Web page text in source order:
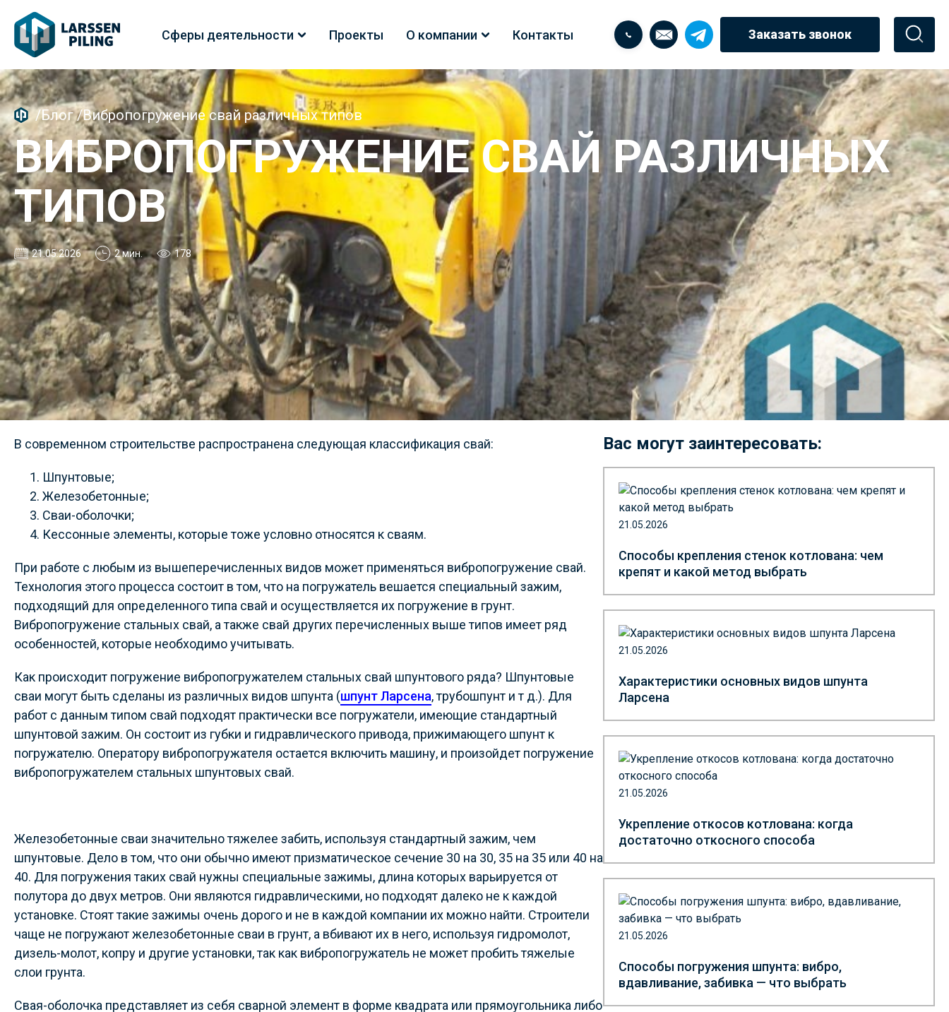
Сферы деятельности Проекты О компании Контакты Заказать звонок
/Блог/Вибропогружение свай различных типов
ВИБРОПОГРУЖЕНИЕ СВАЙ РАЗЛИЧНЫХ
ТИПОВ
21.05.2026 2 мин. 178
В современном строительстве распространена следующая классификация свай:
Шпунтовые;
Железобетонные;
Сваи-оболочки;
Кессонные элементы, которые тоже условно относятся к сваям.
При работе с любым из вышеперечисленных видов может применяться вибропогружение свай.
Технология этого процесса состоит в том, что на погружатель вешается специальный зажим,
подходящий для определенного типа свай и осуществляется их погружение в грунт.
Вибропогружение стальных свай, а также свай других перечисленных выше типов имеет ряд
особенностей, которые необходимо учитывать.
Как происходит погружение вибропогружателем стальных свай шпунтового ряда? Шпунтовые
сваи могут быть сделаны из различных видов шпунта (шпунт Ларсена, трубошпунт и т д.). Для
работ с данным типом свай подходят практически все погружатели, имеющие стандартный
шпунтовой зажим. Он состоит из губки и гидравлического привода, прижимающего шпунт к
погружателю. Оператору вибропогружателя остается включить машину, и произойдет погружение
вибропогружателем стальных шпунтовых свай.
Железобетонные сваи значительно тяжелее забить, используя стандартный зажим, чем
шпунтовые. Дело в том, что они обычно имеют призматическое сечение 30 на 30, 35 на 35 или 40 на
40. Для погружения таких свай нужны специальные зажимы, длина которых варьируется от
полутора до двух метров. Они являются гидравлическими, но подходят далеко не к каждой
установке. Стоят такие зажимы очень дорого и не в каждой компании их можно найти. Строители
чаще не погружают железобетонные сваи в грунт, а вбивают их в него, используя гидромолот,
дизель-молот, копру и другие установки, так как вибропогружатель не может пробить тяжелые
слои грунта.
Свая-оболочка представляет из себя сварной элемент в форме квадрата или прямоугольника либо
Вас могут заинтересовать:
21.05.2026
Способы крепления стенок котлована: чем
крепят и какой метод выбрать
21.05.2026
Характеристики основных видов шпунта
Ларсена
21.05.2026
Укрепление откосов котлована: когда
достаточно откосного способа
21.05.2026
Способы погружения шпунта: вибро,
вдавливание, забивка — что выбрать